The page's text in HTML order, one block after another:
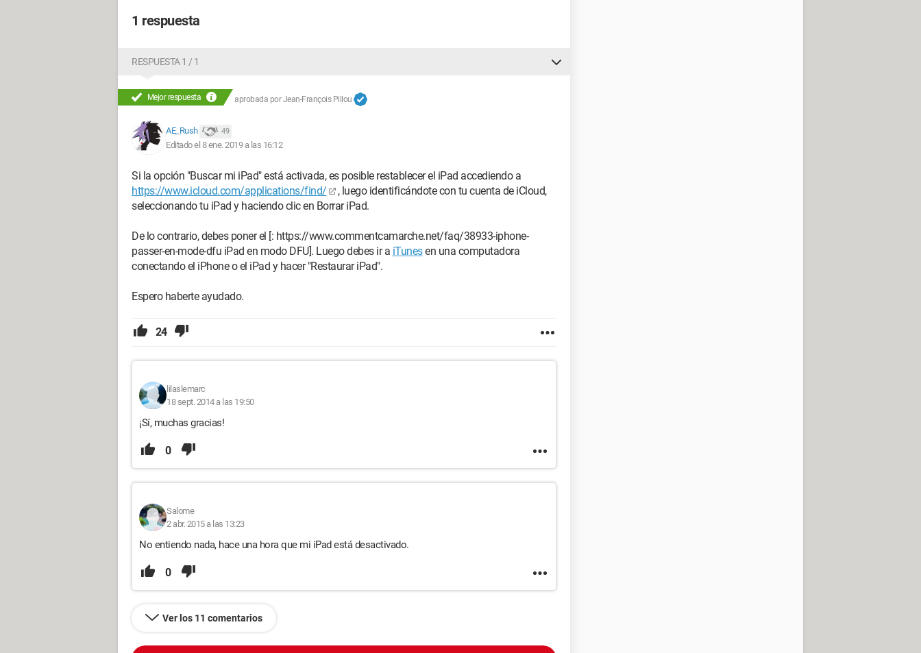
1 respuesta
RESPUESTA 1 / 1
Mejor respuesta aprobada porJean-François Pillou
AE_Rush 49
Editado el 8 ene. 2019 a las 16:12
Si la opción "Buscar mi iPad" está activada, es posible restablecer el iPad accediendo a
https://www.icloud.com/applications/find/
, luego identificándote con tu cuenta de iCloud,
seleccionando tu iPad y haciendo clic en Borrar iPad.
De lo contrario, debes poner el [: https://www.commentcamarche.net/faq/38933-iphone-
passer-en-mode-dfu iPad en modo DFU]. Luego debes ir a iTunesen una computadora
conectando el iPhone o el iPad y hacer "Restaurar iPad".
Espero haberte ayudado.
24
lilaslemarc
18 sept. 2014 a las 19:50
¡Sí, muchas gracias!
0
Salome
2 abr. 2015 a las 13:23
No entiendo nada, hace una hora que mi iPad está desactivado.
0
Ver los 11 comentarios